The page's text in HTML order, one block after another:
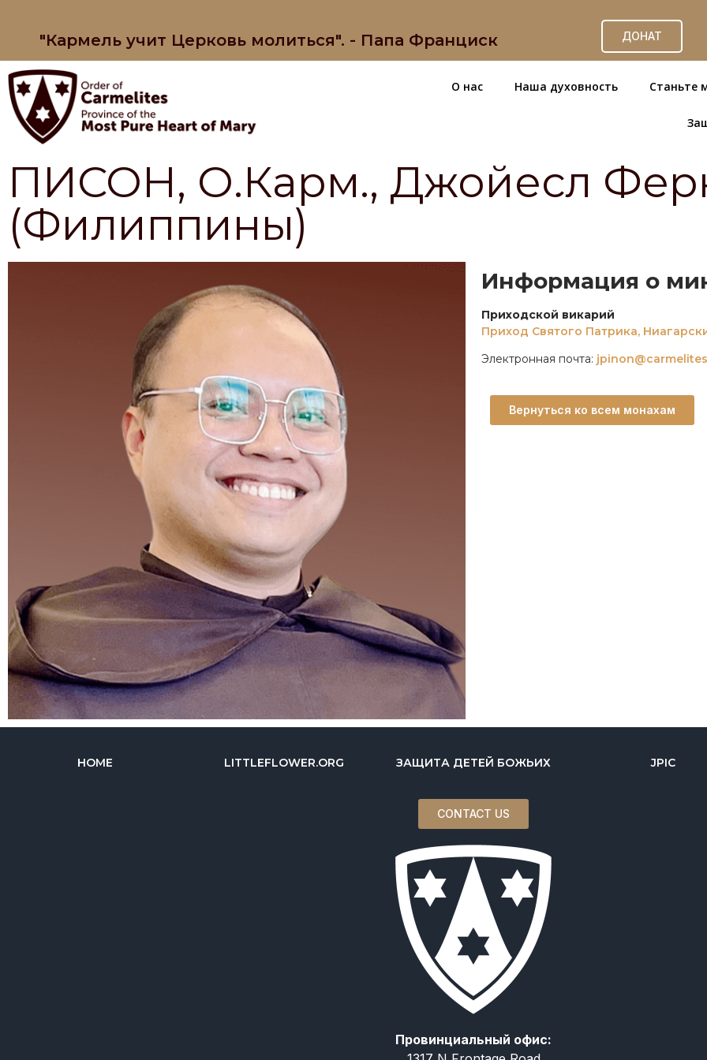
"Кармель учит Церковь молиться". - Папа Франциск ДОНАТ
О нас Наша духовность Станьте
ПИСОН, О.Карм., Джойесл
(Филиппины)
Информация о
Приходской викарий
Приход Святого Патрика,
Электронная почта:
Вернуться ко всем монахам
HOME LITTLEFLOWER.ORG ЗАЩИТА ДЕТЕЙ БОЖЬИХ
CONTACT US
Провинциальный офис:
JPIC